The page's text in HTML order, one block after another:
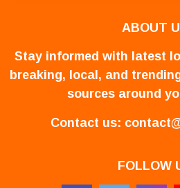
ABOUT
Stay informed with latest
breaking, local, and
sources around
Contact us:
FOLLOW